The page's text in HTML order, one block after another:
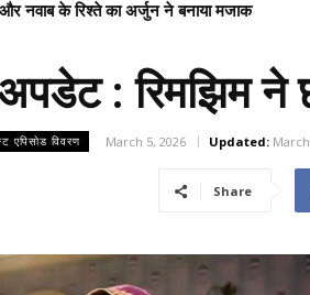
के रिश्ते का अर्जुन ने बनाया मजाक
की नई बहस, प्रेम का फूटा गुस्सा
: रिमझिम ने
एपिसोड विवरण March 5, 2026 Updated:
Share